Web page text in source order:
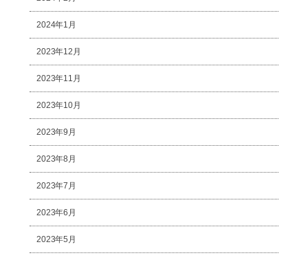
2024年1月
2023年12月
2023年11月
2023年10月
2023年9月
2023年8月
2023年7月
2023年6月
2023年5月